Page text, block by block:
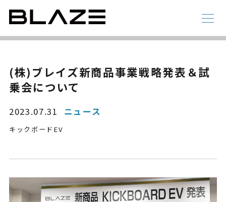
電動アシスト自転車
NEWS
(株)ブレイズ新商品事業戦略発表＆試
乗会について
2023.07.31 ニュース
キックボードEV